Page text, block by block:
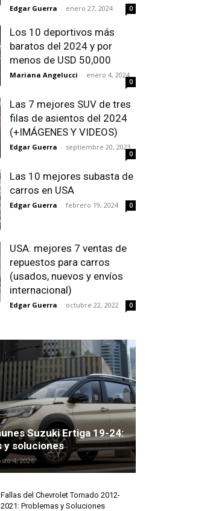
Edgar Guerra - enero 27, 2024 0
Los 10 deportivos más
baratos del 2024 y por
menos de USD 50,000
Mariana Angelucci - enero 4, 2024
0
Las 7 mejores SUV de tres
filas de asientos del 2024
(+IMÁGENES Y VIDEOS)
Edgar Guerra - septiembre 20, 2023
0
Las 10 mejores subasta de
carros en USA
Edgar Guerra - febrero 19, 2024 0
USA: mejores 7 ventas de
repuestos para carros
(usados, nuevos y envíos
internacional)
Edgar Guerra - octubre 22, 2022 0
Suzuki Ertiga 19-24:
y soluciones
4, 2026
Fallas del Chevrolet Tornado 2012-
2021: Problemas y Soluciones